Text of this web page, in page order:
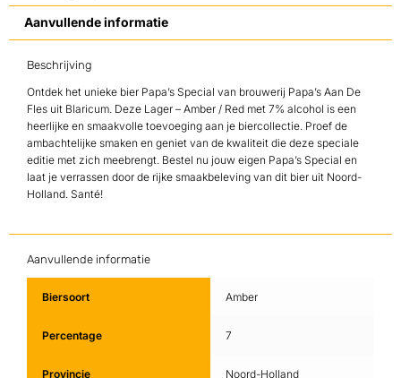
Aanvullende informatie
Beschrijving
Ontdek het unieke bier Papa’s Special van brouwerij Papa’s Aan De
Fles uit Blaricum. Deze Lager – Amber / Red met 7% alcohol is een
heerlijke en smaakvolle toevoeging aan je biercollectie. Proef de
ambachtelijke smaken en geniet van de kwaliteit die deze speciale
editie met zich meebrengt. Bestel nu jouw eigen Papa’s Special en
laat je verrassen door de rijke smaakbeleving van dit bier uit Noord-
Holland. Santé!
Aanvullende informatie
Biersoort Amber
Percentage 7
Provincie Noord-Holland